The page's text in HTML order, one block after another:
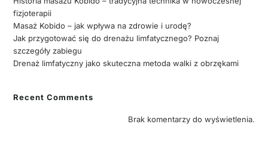
fizjoterapii
Masaż Kobido – jak wpływa na zdrowie i urodę?
Jak przygotować się do drenażu limfatycznego? Poznaj
szczegóły zabiegu
Drenaż limfatyczny jako skuteczna metoda walki z obrzękami
Recent Comments
Brak komentarzy do wyświetlenia.